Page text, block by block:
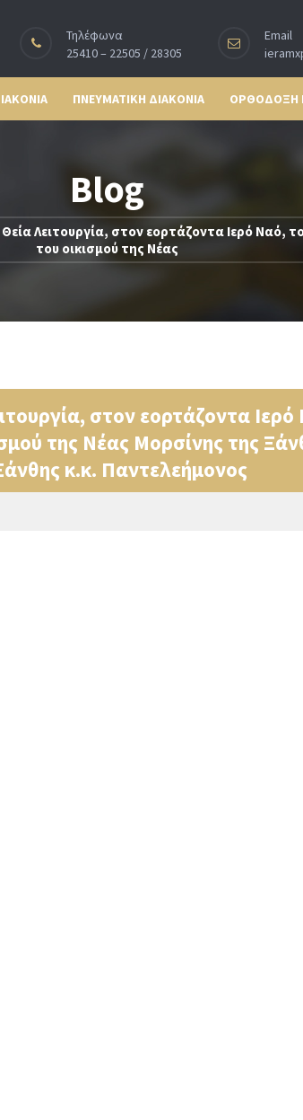
Τηλέφωνα
25410 – 22505 / 28305
Email
ΠΝΕΥΜΑΤΙΚΗ ΔΙΑΚΟΝΙΑ ΟΡΘΟΔΟΞΗ
Blog
Λειτουργία, στον εορτάζοντα Ιερό Ναό,
του οικισμού της Νέας
στον εορτάζοντα
της Νέας Μορσίνης της
κ.κ. Παντελεήμονος